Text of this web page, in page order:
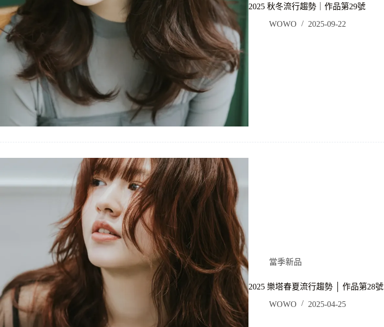
2025 秋冬流行趨勢｜作品第29號
WOWO
2025-09-22
當季新品
2025 樂塔春夏流行趨勢 │ 作品第28號
WOWO
2025-04-25